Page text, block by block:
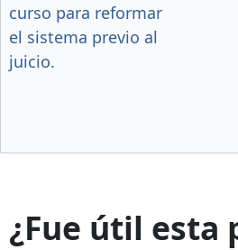
curso para reformar
el sistema previo al
juicio.
¿Fue útil esta